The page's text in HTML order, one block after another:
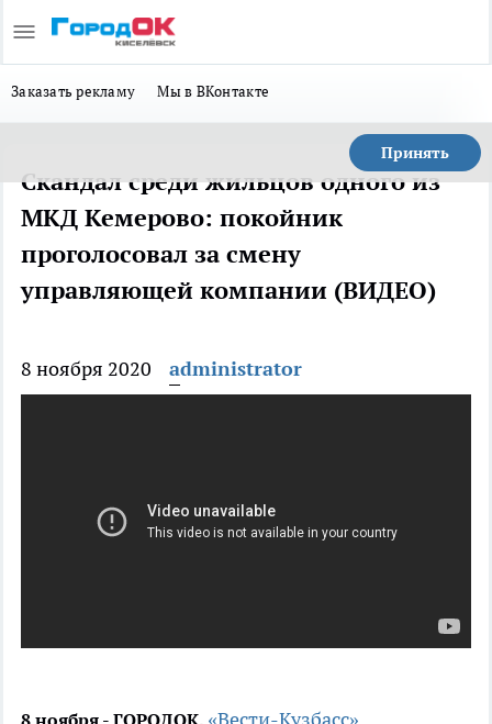
Заказать рекламу Мы в ВКонтакте
Принять
Скандал среди жильцов одного из
МКД Кемерово: покойник
проголосовал за смену
управляющей компании (ВИДЕО)
8 ноября 2020 administrator